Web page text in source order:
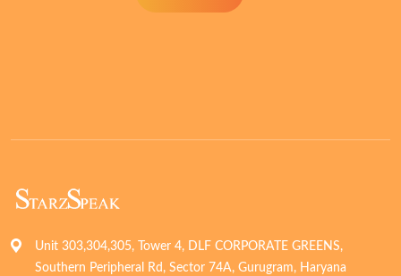
Unit 303,304,305, Tower 4, DLF CORPORATE GREENS,
Southern Peripheral Rd, Sector 74A, Gurugram, Haryana